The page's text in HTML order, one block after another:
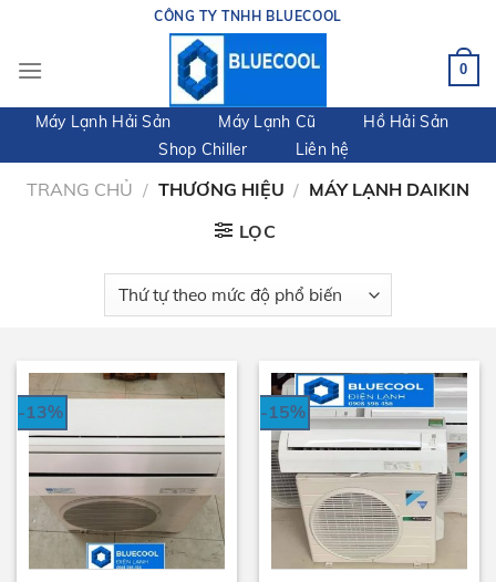
content
CÔNG TY TNHH BLUECOOL
0
Máy Lạnh Hải Sản Máy Lạnh Cũ
Hồ Hải Sản
Shop Chiller
Liên hệ
TRANG CHỦ / THƯƠNG HIỆU / MÁY LẠNH DAIKIN
LỌC
-13% -15%